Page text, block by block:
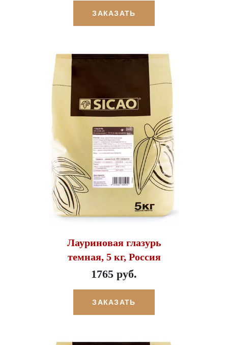
ЗАКАЗАТЬ
Лауриновая глазурь
темная, 5 кг, Россия
1765 руб.
ЗАКАЗАТЬ